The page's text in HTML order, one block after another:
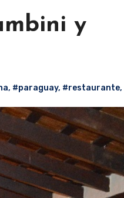
y
, #paraguay, #restaurante,